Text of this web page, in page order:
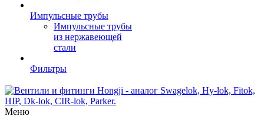
Импульсные трубы
Импульсные трубы
из нержавеющей
стали
Фильтры
Меню